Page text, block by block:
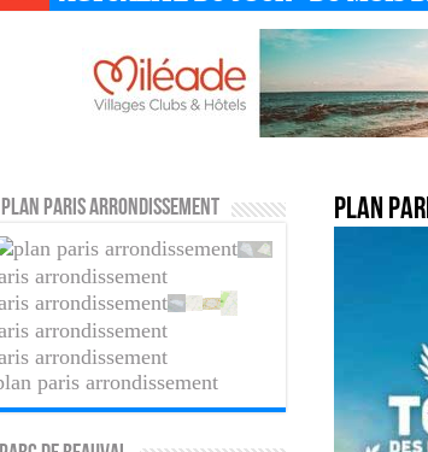
plan
plan paris arrondissement
paris arrondissement